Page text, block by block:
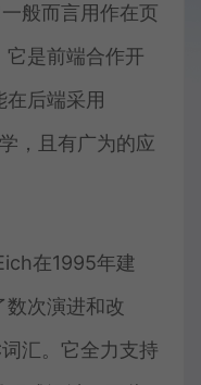
般而言用作在页
它是前端合作开
后端采用
，且有广为的应
在1995年建
数次演进和改
汇。它全力支持